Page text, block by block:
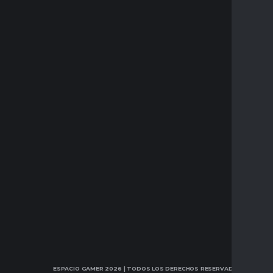
ESPACIO GAMER 2026 | TODOS LOS DERECHOS RESERVADOS.